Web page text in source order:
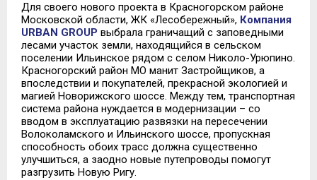
Для своего нового проекта в Красногорском районе
Московской области, ЖК «Лесобережный», Компания
URBAN GROUP выбрала граничащий с заповедными
лесами участок земли, находящийся в сельском
поселении Ильинское рядом с селом Николо-Урюпино.
Красногорский район МО манит Застройщиков, а
впоследствии и покупателей, прекрасной экологией и
магией Новорижского шоссе. Между тем, транспортная
система района нуждается в модернизации – со
вводом в эксплуатацию развязки на пересечении
Волоколамского и Ильинского шоссе, пропускная
способность обоих трасс должна существенно
улучшиться, а заодно новые путепроводы помогут
разгрузить Новую Ригу.